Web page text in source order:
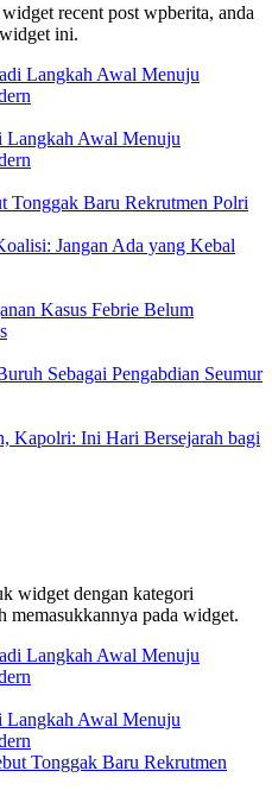
recent post wpberita, anda
ini.
Langkah Awal Menuju
Tonggak Baru Rekrutmen Polri
Jangan Ada yang Kebal
Kasus Febrie Belum
Sebagai Pengabdian Seumur
Kapolri: Ini Hari Bersejarah bagi
widget dengan kategori
memasukkannya pada widget.
Langkah Awal Menuju